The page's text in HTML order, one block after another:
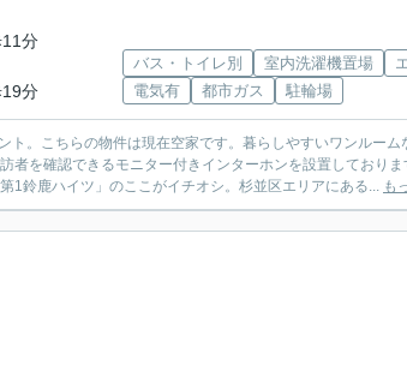
11分
19分
バス・トイレ別 室内洗濯機置場
電気有
都市ガス 駐輪場
。こちらの物件は現在空家です。暮らしやすいワンルーム
者を確認できるモニター付きインターホンを設置しており
1鈴鹿ハイツ」のここがイチオシ。杉並区エリアにある... も